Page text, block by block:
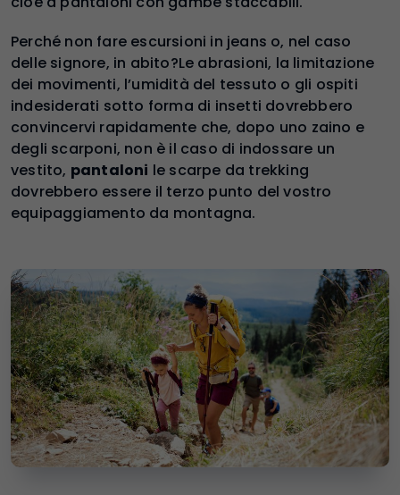
Perché non fare escursioni in jeans o, nel caso
delle signore, in abito?Le abrasioni, la limitazione
dei movimenti, l’umidità del tessuto o gli ospiti
indesiderati sotto forma di insetti dovrebbero
convincervi rapidamente che, dopo uno zaino e
degli scarponi, non è il caso di indossare un
vestito, pantaloni le scarpe da trekking
dovrebbero essere il terzo punto del vostro
equipaggiamento da montagna.